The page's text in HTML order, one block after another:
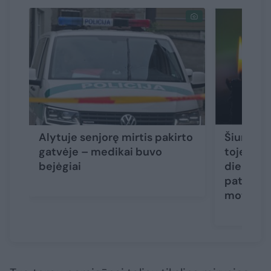
Alytuje senjorę mirtis pakirto
gatvėje – medikai buvo
bejėgiai
Šiurpūs
toje
dieną
paties
moterys